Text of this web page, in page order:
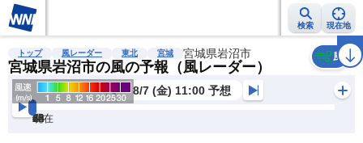
検索 現在地
雨雲レーダー 台風情報 地震情報 警報・注意報 2週間天気 ラ
トップ 風レーダー 東北 宮城 宮城県岩沼市
宮城県岩沼市の風の予報（風レーダー）
風
8/7 (金) 11:00 予想
現在
6h
12
24
36
48
60
72